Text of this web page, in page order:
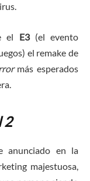
el E3(el evento
el remake de
más esperados
2
anunciado en la
majestuosa,